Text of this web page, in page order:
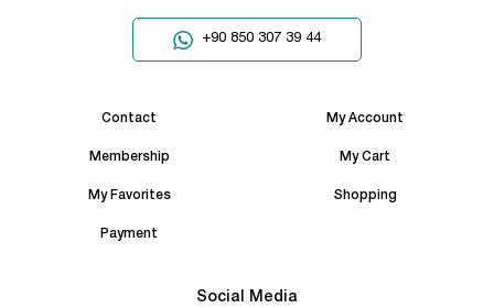
+90 850 307 39 44
Contact My Account
Membership My Cart
My Favorites Shopping
Payment
Social Media